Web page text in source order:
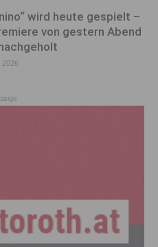
wird heute gespielt –
von gestern Abend